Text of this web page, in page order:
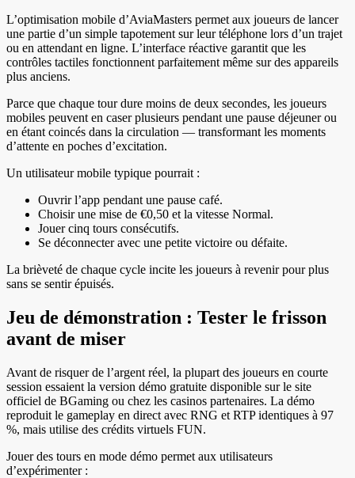
L’optimisation mobile d’AviaMasters permet aux joueurs de lancer
une partie d’un simple tapotement sur leur téléphone lors d’un trajet
ou en attendant en ligne. L’interface réactive garantit que les
contrôles tactiles fonctionnent parfaitement même sur des appareils
plus anciens.
Parce que chaque tour dure moins de deux secondes, les joueurs
mobiles peuvent en caser plusieurs pendant une pause déjeuner ou
en étant coincés dans la circulation — transformant les moments
d’attente en poches d’excitation.
Un utilisateur mobile typique pourrait :
Ouvrir l’app pendant une pause café.
Choisir une mise de €0,50 et la vitesse Normal.
Jouer cinq tours consécutifs.
Se déconnecter avec une petite victoire ou défaite.
La brièveté de chaque cycle incite les joueurs à revenir pour plus
sans se sentir épuisés.
Jeu de démonstration : Tester le frisson
avant de miser
Avant de risquer de l’argent réel, la plupart des joueurs en courte
session essaient la version démo gratuite disponible sur le site
officiel de BGaming ou chez les casinos partenaires. La démo
reproduit le gameplay en direct avec RNG et RTP identiques à 97
%, mais utilise des crédits virtuels FUN.
Jouer des tours en mode démo permet aux utilisateurs
d’expérimenter :